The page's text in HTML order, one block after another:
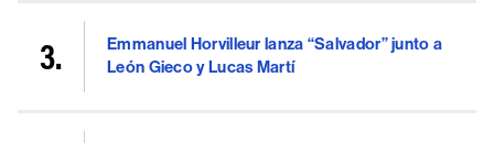
Emmanuel Horvilleur lanza “Salvador” junto a
León Gieco y Lucas Martí